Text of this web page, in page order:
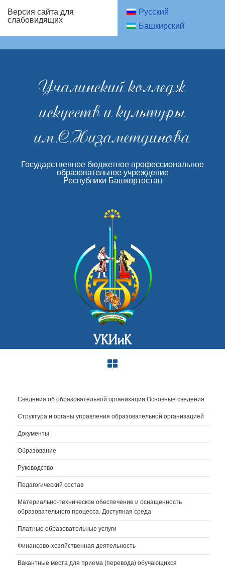
Версия сайта для
слабовидящих
Русский
Башкирский
Учалинский колледж
искусств и культуры
им.С.Низаметдинова
Государственное бюджетное профессиональное
образовательное учреждение
Республики Башкортостан
УКИиК
Сведения об образовательной организации.Основные сведения
Структура и органы управления образовательной организацией
Документы
Образование
Руководство
Педагогический состав
Материально-техническое обеспечение и оснащенность
образовательного процесса. Доступная среда
Платные образовательные услуги
Финансово-хозяйственная деятельность
Вакантные места для приема (перевода) обучающихся